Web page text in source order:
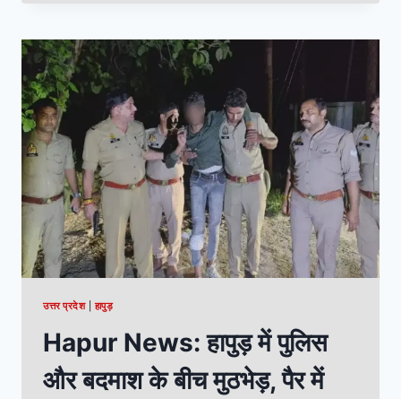
उत्तर प्रदेश|हापुड़
Hapur News: हापुड़ में पुलिस
और बदमाश के बीच मुठभेड़, पैर में